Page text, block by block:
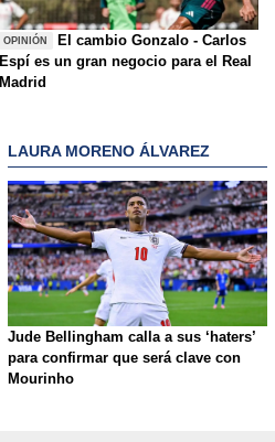
OPINIÓN
El cambio Gonzalo - Carlos
Espí es un gran negocio para el Real
Madrid
LAURA MORENO ÁLVAREZ
Jude Bellingham calla a sus ‘haters’
para confirmar que será clave con
Mourinho